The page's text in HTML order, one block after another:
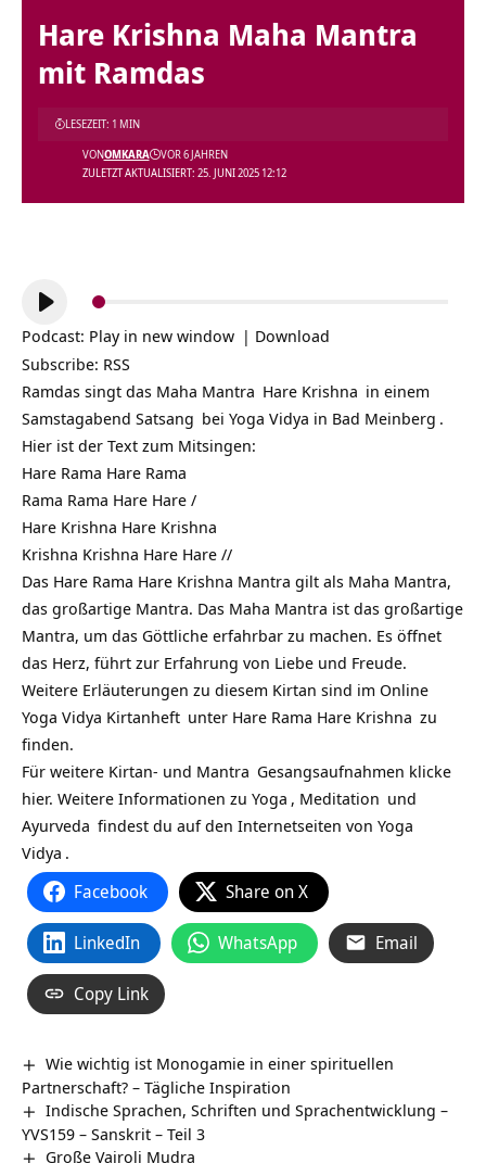
Hare Krishna Maha Mantra
mit Ramdas
ZULETZT AKTUALISIERT: 25. JUNI 2025 12:12
VONOMKARA VOR 6 JAHREN
LESEZEIT: 1 MIN
Audio-
Player
Podcast: Play in new window | Download
Subscribe: RSS
Ramdas singt das Maha Mantra Hare Krishna in einem
Samstagabend Satsang bei Yoga Vidya in Bad Meinberg .
Hier ist der Text zum Mitsingen:
Hare Rama Hare Rama
Rama Rama Hare Hare /
Hare Krishna Hare Krishna
Krishna Krishna Hare Hare //
Das Hare Rama Hare Krishna Mantra gilt als Maha Mantra,
das großartige Mantra. Das Maha Mantra ist das großartige
Mantra, um das Göttliche erfahrbar zu machen. Es öffnet
das Herz, führt zur Erfahrung von Liebe und Freude.
Weitere Erläuterungen zu diesem Kirtan sind im Online
Yoga Vidya Kirtanheft unter Hare Rama Hare Krishna zu
finden.
Für weitere Kirtan- und Mantra Gesangsaufnahmen klicke
hier. Weitere Informationen zu Yoga , Meditation und
Ayurveda findest du auf den Internetseiten von Yoga
Vidya .
Facebook Share on X
LinkedIn WhatsApp Email
Copy Link
Wie wichtig ist Monogamie in einer spirituellen
Partnerschaft? – Tägliche Inspiration
Indische Sprachen, Schriften und Sprachentwicklung –
YVS159 – Sanskrit – Teil 3
Große Vajroli Mudra